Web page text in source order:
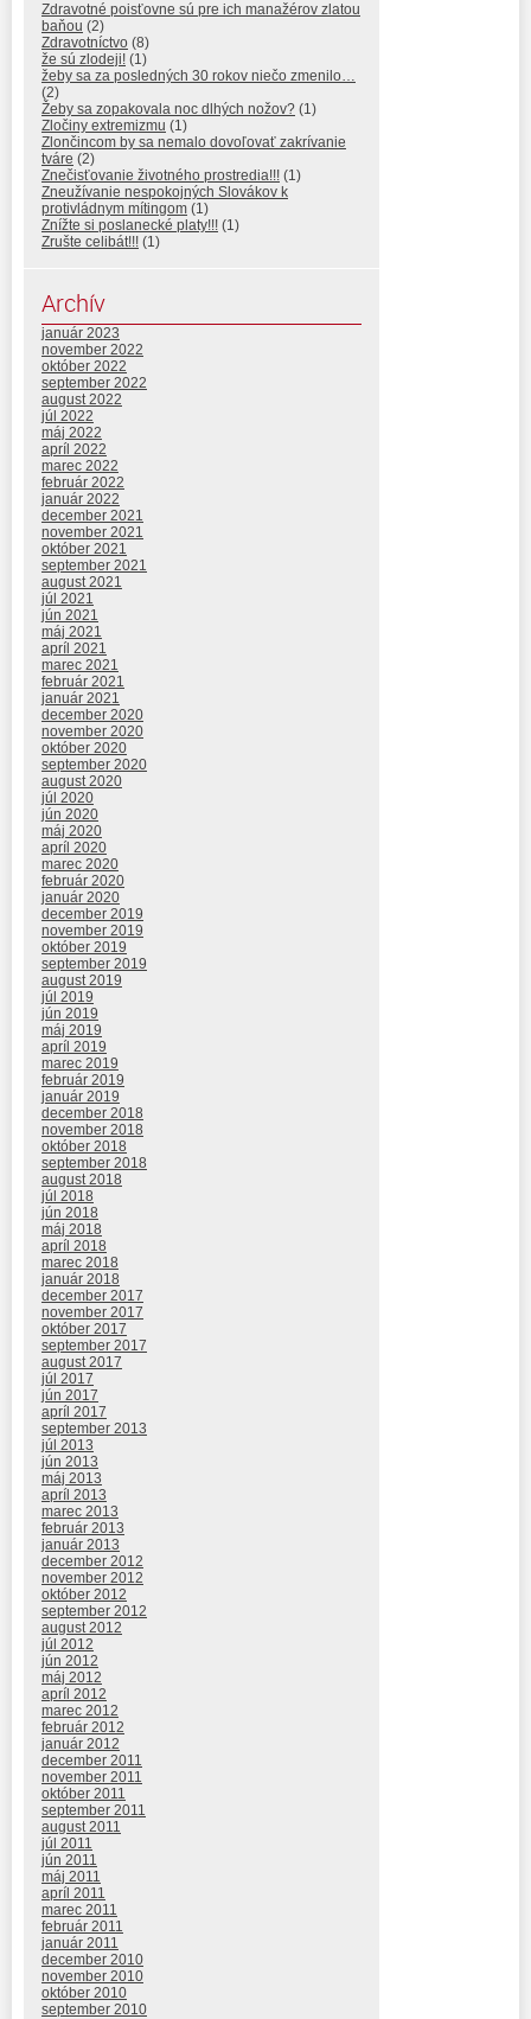
Zdravotné poisťovne sú pre ich manažérov zlatou
baňou (2)
Zdravotníctvo (8)
že sú zlodeji! (1)
žeby sa za posledných 30 rokov niečo zmenilo…
(2)
Žeby sa zopakovala noc dlhých nožov? (1)
Zločiny extremizmu (1)
Zlončincom by sa nemalo dovoľovať zakrívanie
tváre (2)
Znečisťovanie životného prostredia!!! (1)
Zneužívanie nespokojných Slovákov k
protivládnym mítingom (1)
Znížte si poslanecké platy!!! (1)
Zrušte celibát!!! (1)
Archív
január 2023
november 2022
október 2022
september 2022
august 2022
júl 2022
máj 2022
apríl 2022
marec 2022
február 2022
január 2022
december 2021
november 2021
október 2021
september 2021
august 2021
júl 2021
jún 2021
máj 2021
apríl 2021
marec 2021
február 2021
január 2021
december 2020
november 2020
október 2020
september 2020
august 2020
júl 2020
jún 2020
máj 2020
apríl 2020
marec 2020
február 2020
január 2020
december 2019
november 2019
október 2019
september 2019
august 2019
júl 2019
jún 2019
máj 2019
apríl 2019
marec 2019
február 2019
január 2019
december 2018
november 2018
október 2018
september 2018
august 2018
júl 2018
jún 2018
máj 2018
apríl 2018
marec 2018
január 2018
december 2017
november 2017
október 2017
september 2017
august 2017
júl 2017
jún 2017
apríl 2017
september 2013
júl 2013
jún 2013
máj 2013
apríl 2013
marec 2013
február 2013
január 2013
december 2012
november 2012
október 2012
september 2012
august 2012
júl 2012
jún 2012
máj 2012
apríl 2012
marec 2012
február 2012
január 2012
december 2011
november 2011
október 2011
september 2011
august 2011
júl 2011
jún 2011
máj 2011
apríl 2011
marec 2011
február 2011
január 2011
december 2010
november 2010
október 2010
september 2010